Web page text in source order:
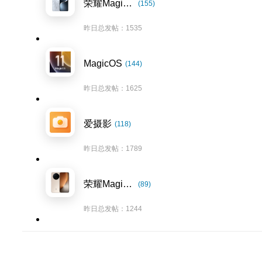
荣耀Magic7系列 (155)
昨日总发帖：1535
MagicOS (144)
昨日总发帖：1625
爱摄影 (118)
昨日总发帖：1789
荣耀Magic8系列 (89)
昨日总发帖：1244